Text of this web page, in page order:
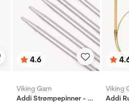
Karakter:
4.6
av 5 mulige
Viking Garn
Addi Strømpepinner - Aluminium
av 5
Viking